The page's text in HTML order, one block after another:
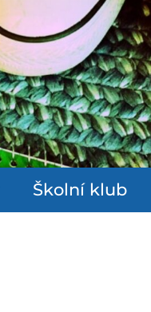
Školní klub